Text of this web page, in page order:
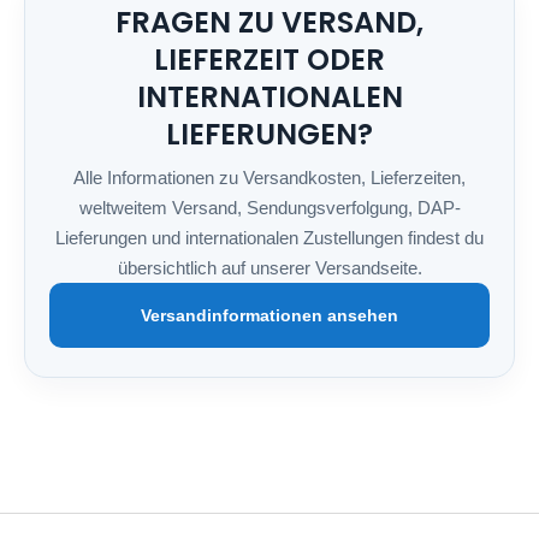
FRAGEN ZU VERSAND,
LIEFERZEIT ODER
INTERNATIONALEN
LIEFERUNGEN?
Alle Informationen zu Versandkosten, Lieferzeiten,
weltweitem Versand, Sendungsverfolgung, DAP-
Lieferungen und internationalen Zustellungen findest du
übersichtlich auf unserer Versandseite.
Versandinformationen ansehen